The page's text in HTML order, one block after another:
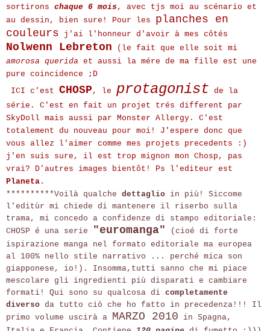
sortirons chaque 6 mois , avec tjs moi au scénario et
au dessin, bien sure! Pour les planches en
couleurs j'ai l'honneur d'avoir à mes côtés
Nolwenn Lebreton (le fait que elle soit mi
amorosa querida et aussi la mére de ma fille est une
pure coincidence ;D
ICI c'est CHOSP , le protagonist de la
série. C'est en fait un projet trés different par
SkyDoll mais aussi par Monster Allergy. C'est
totalement du nouveau pour moi! J'espere donc que
vous allez l'aimer comme mes projets precedents :)
j'en suis sure, il est trop mignon mon Chosp, pas
vrai? D'autres images bientôt! Ps l'editeur est
Planeta .
**********Voilà qualche dettaglio in più! Siccome
l'editùr mi chiede di mantenere il riserbo sulla
trama, mi concedo a confidenze di stampo editoriale:
CHOSP é una serie
"euromanga"
(cioé di forte
ispirazione manga nel formato editoriale ma europea
al 100% nello stile narrativo ... perché mica son
giapponese, io!). Insomma,tutti sanno che mi piace
mescolare gli ingredienti più disparati e cambiare
formati! Qui sono su qualcosa di completamente
diverso da tutto ciò che ho fatto in precedenza!!! Il
primo volume uscirà a MARZO 2010 in Spagna,